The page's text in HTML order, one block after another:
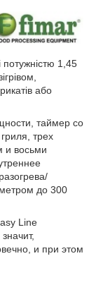
потужністю 1,45
або
таймер со
трех
и восьми
до 300
Line
и при этом